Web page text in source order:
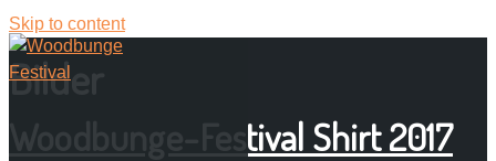
Skip to content
Bilder
Woodbunge-Festival Shirt 2017